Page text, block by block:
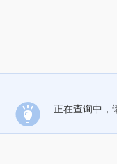
正在查询中，